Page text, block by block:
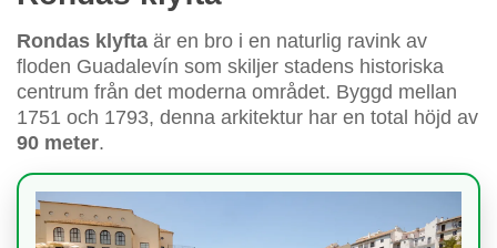
Rondas klyfta är en bro i en naturlig ravink av
floden Guadalevín som skiljer stadens historiska
centrum från det moderna området. Byggd mellan
1751 och 1793, denna arkitektur har en total höjd av
90 meter.